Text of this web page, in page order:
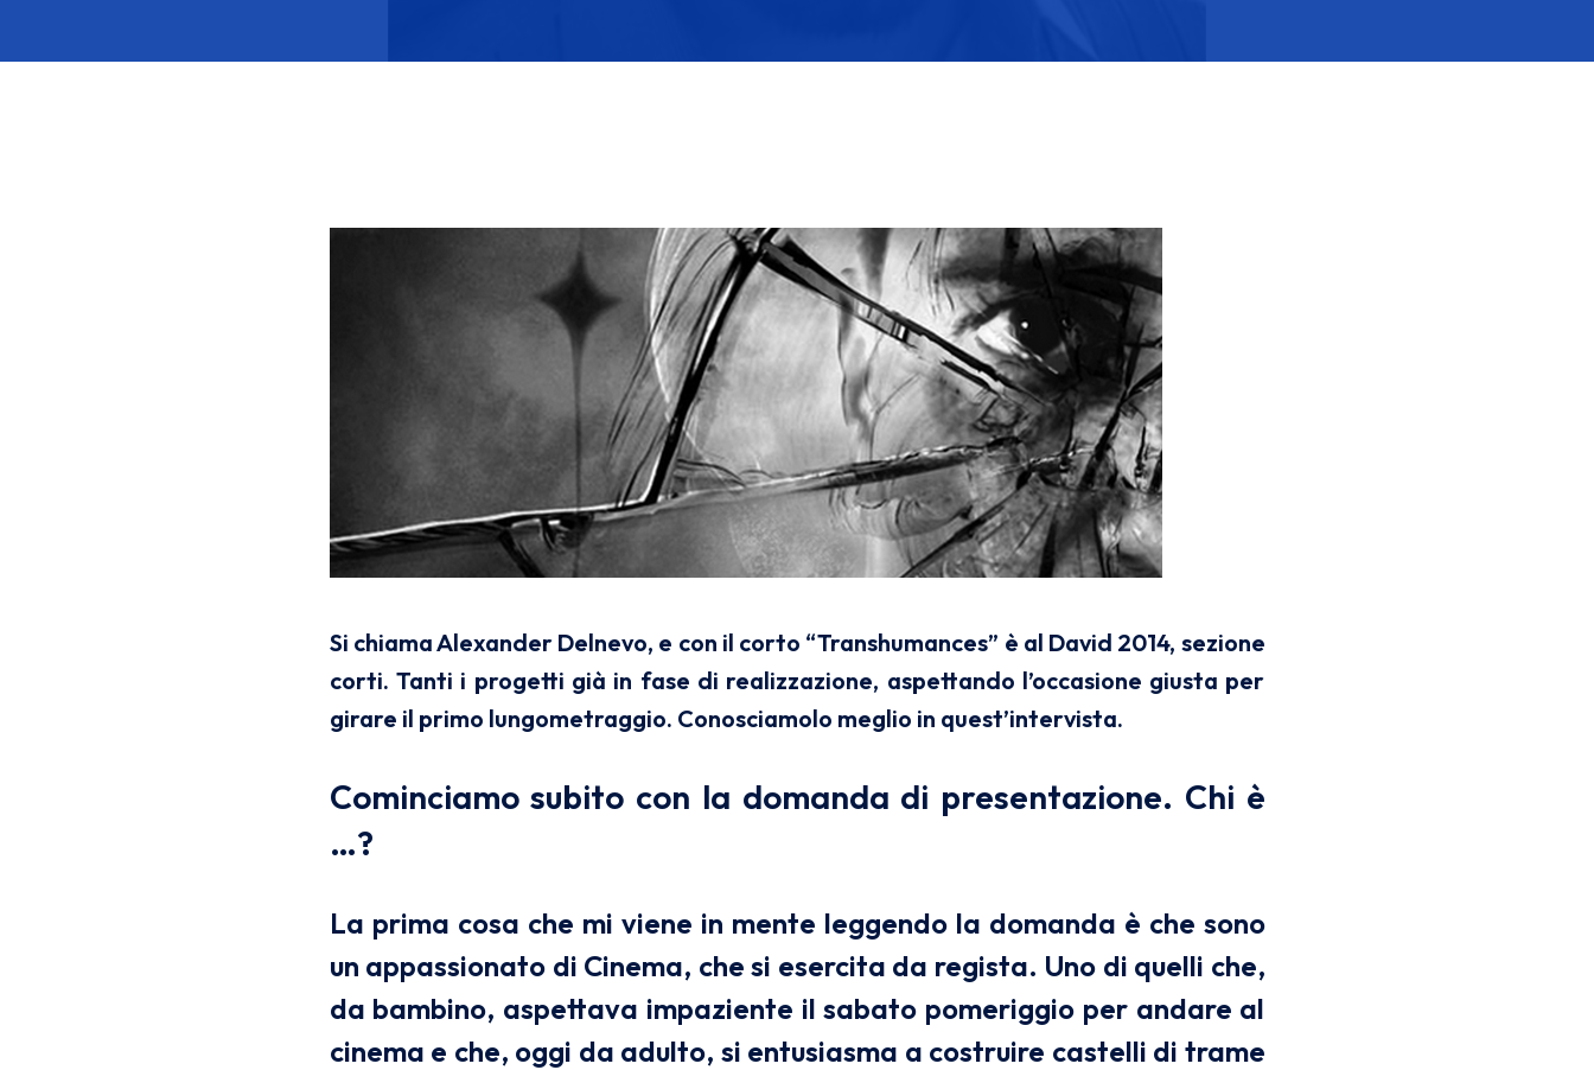
Si chiama Alexander Delnevo, e con il corto “Transhumances” è al David 2014, sezione
corti. Tanti i progetti già in fase di realizzazione, aspettando l’occasione giusta per
girare il primo lungometraggio. Conosciamolo meglio in quest’intervista.
Cominciamo subito con la domanda di presentazione. Chi è
…?
La prima cosa che mi viene in mente leggendo la domanda è che sono
un appassionato di Cinema, che si esercita da regista. Uno di quelli che,
da bambino, aspettava impaziente il sabato pomeriggio per andare al
cinema e che, oggi da adulto, si entusiasma a costruire castelli di trame